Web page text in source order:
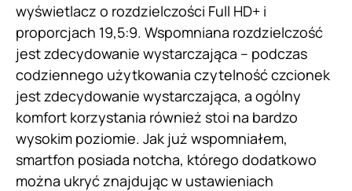
wyświetlacz o rozdzielczości Full HD+ i
proporcjach 19,5:9. Wspomniana rozdzielczość
jest zdecydowanie wystarczająca – podczas
codziennego użytkowania czytelność czcionek
jest zdecydowanie wystarczająca, a ogólny
komfort korzystania również stoi na bardzo
wysokim poziomie. Jak już wspomniałem,
smartfon posiada notcha, którego dodatkowo
można ukryć znajdując w ustawieniach